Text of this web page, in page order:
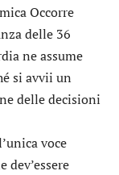
Occorre
delle 36
ne assume
si avvii un
delle decisioni
voce